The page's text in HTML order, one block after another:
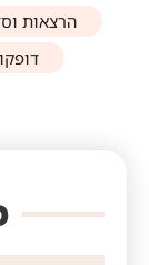
הרצאות